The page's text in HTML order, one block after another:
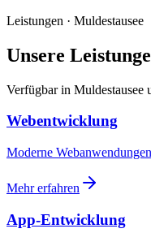
Leistungen · Muldestausee
Unsere
Verfügbar in Muldestausee
Webentwicklung
Moderne
Mehr erfahren
App-Entwicklung